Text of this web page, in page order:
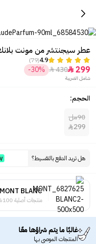
عطر سيجنتشر من مونت
4.9
(79)
299

430

-30%
شامل الضريبة
الحجم:
90مل
299

هل تريد الدفع بالتقسيط؟
MONT BLANC
منتجات أصلية 100%
غالبًا ما يتم شراؤها معًا
المنتجات الموصى بها